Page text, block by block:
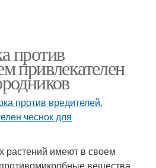
против
привлекателен
растений имеют в своем
вещества,